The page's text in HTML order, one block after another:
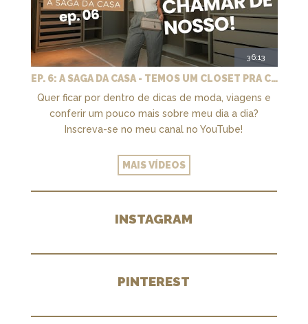
36:13
EP. 6: A SAGA DA CASA - TEMOS UM CLOSET PRA CHAMAR DE NOSSO + MARCENARIA E PAISAGISMO
Quer ficar por dentro de dicas de moda, viagens e
conferir um pouco mais sobre meu dia a dia?
Inscreva-se no meu canal no YouTube!
MAIS VÍDEOS
INSTAGRAM
PINTEREST